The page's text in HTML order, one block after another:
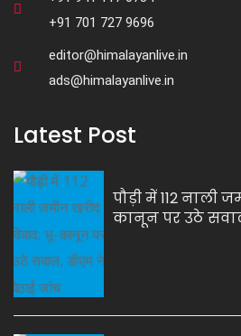
+91 701 727 9696
editor@himalayanlive.in
ads@himalayanlive.in
Latest Post
पौड़ी में 112 नाली
कानून पर उठे